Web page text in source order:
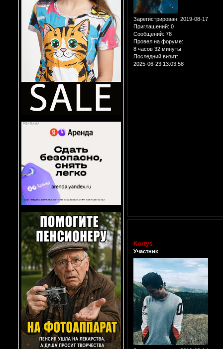
Зарегистрирован: 2019-08-17
Приглашений: 0
Сообщений: 78
Провел на форуме:
8 часов 32 минуты
Последний визит:
2025-06-23 13:03:58
Kortys
Участник